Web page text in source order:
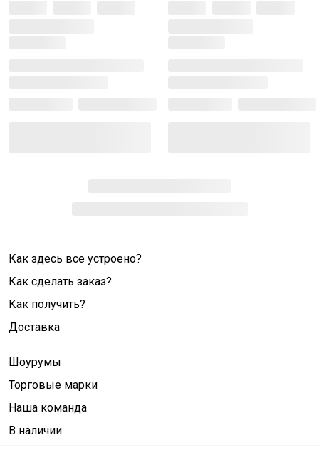
Как здесь все устроено?
Как сделать заказ?
Как получить?
Доставка
Шоурумы
Торговые марки
Наша команда
В наличии